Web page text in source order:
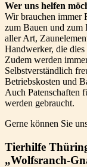
Wer uns helfen
Wir brauchen immer
zum Bauen und zum
aller Art,
Handwerker, die dies
Zudem werden
Selbstverständlich
Betriebskosten und
Auch Patenschaften
werden gebraucht.
Gerne können Sie
Tierhilfe
„Wolfsranch-